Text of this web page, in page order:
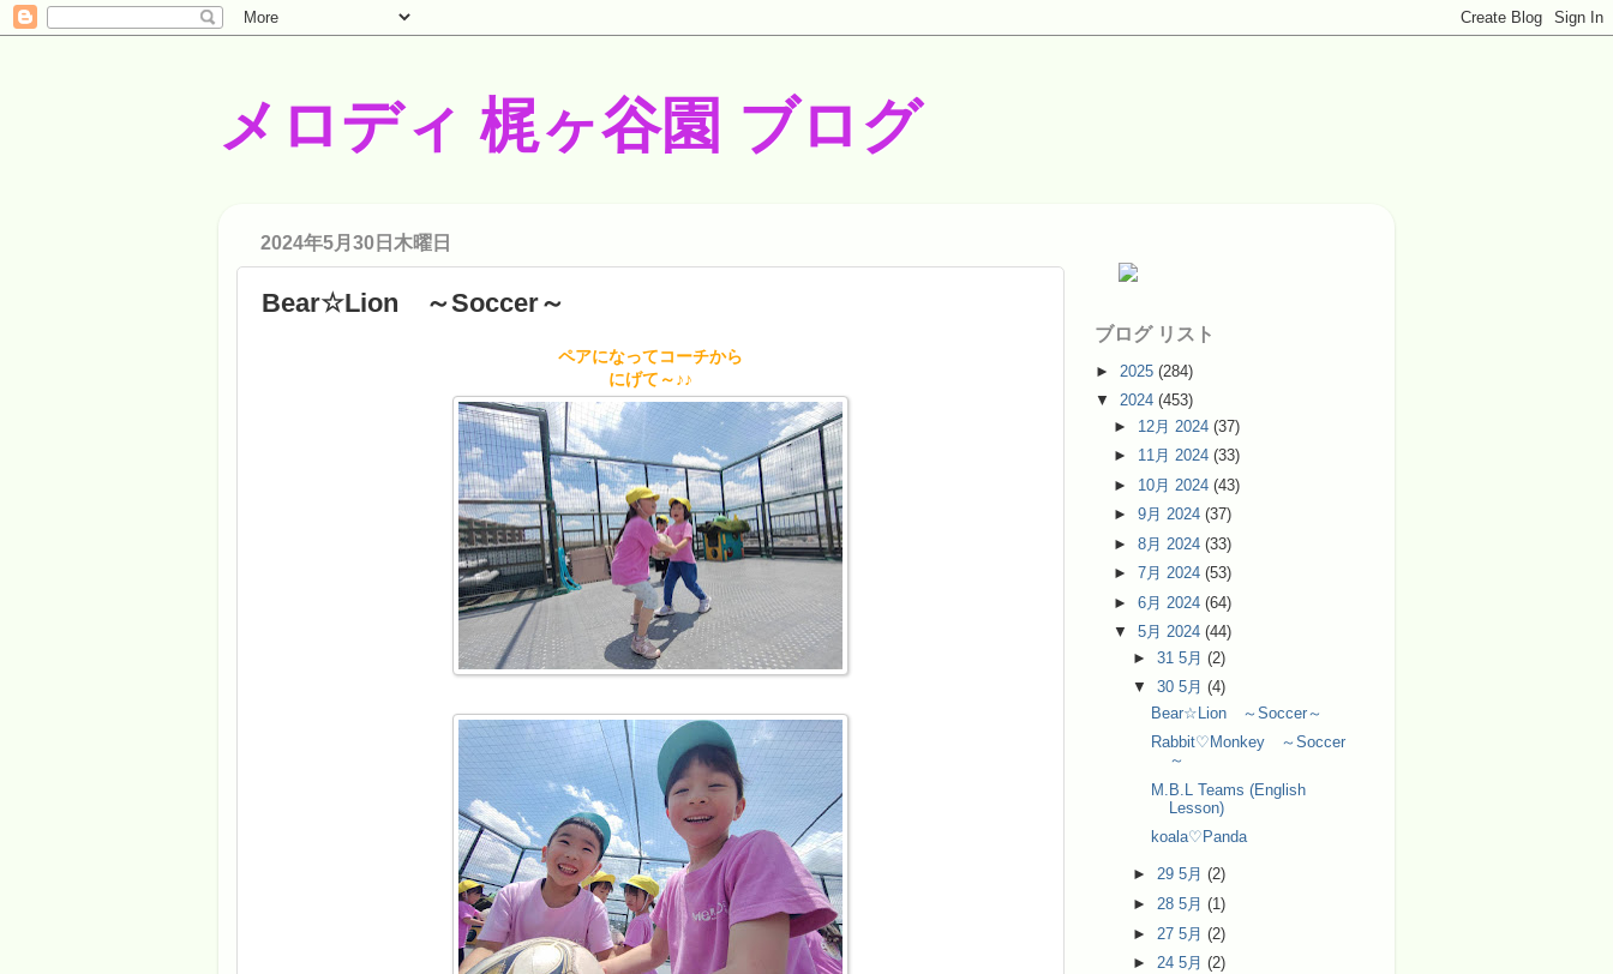
メロディ 梶ヶ谷園 ブログ
2024年5月30日木曜日
Bear☆Lion ～Soccer～
ペアになってコーチから
にげて～♪♪
ブログ リスト
► 2025 (284)
▼ 2024 (453)
► 12月 2024(37)
► 11月 2024(33)
► 10月 2024(43)
►9月 2024(37)
►8月 2024(33)
►7月 2024(53)
►6月 2024(64)
▼5月 2024(44)
► 31 5月 (2)
▼ 30 5月 (4)
Bear☆Lion ～Soccer～
Rabbit♡Monkey ～Soccer
～
M.B.L Teams (English
Lesson)
koala♡Panda
► 29 5月 (2)
► 28 5月 (1)
► 27 5月 (2)
► 24 5月 (2)